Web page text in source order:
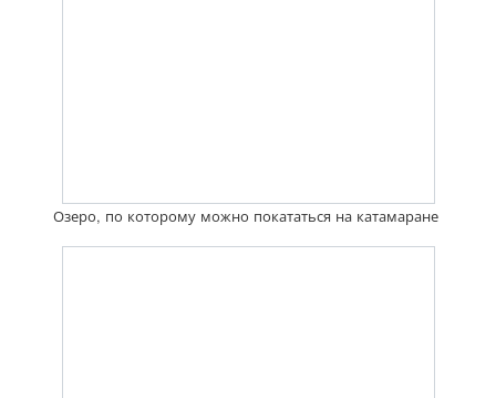
Озеро, по которому можно покататься на катамаране